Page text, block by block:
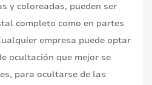
y coloreadas, pueden ser
completo como en partes
empresa puede optar
ocultación que mejor se
para ocultarse de las